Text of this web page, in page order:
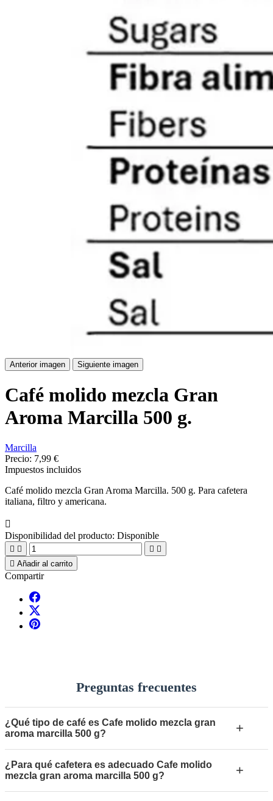
Anterior imagen Siguiente imagen
Café molido mezcla Gran
Aroma Marcilla 500 g.
Marcilla
Precio: 7,99 €
Impuestos incluidos
Café molido mezcla Gran Aroma Marcilla. 500 g. Para cafetera
italiana, filtro y americana.

Disponibilidad del producto: Disponible
   
 Añadir al carrito
Compartir
Preguntas frecuentes
¿Qué tipo de café es Cafe molido mezcla gran
aroma marcilla 500 g?
+
¿Para qué cafetera es adecuado Cafe molido
mezcla gran aroma marcilla 500 g?
+